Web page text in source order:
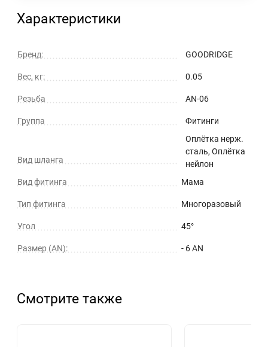
Характеристики
Бренд: GOODRIDGE
Вес, кг: 0.05
Резьба AN-06
Группа Фитинги
Вид шланга
Оплётка нерж.
сталь, Оплётка
нейлон
Вид фитинга
Мама
Тип фитинга Многоразовый
Угол 45°
Размер (AN): - 6 AN
Смотрите также